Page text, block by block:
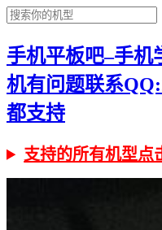
手机平板吧–手机
机有问题联系
都支持
支持的所有机型点